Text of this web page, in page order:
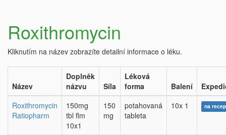
Roxithromycin
Kliknutím na název zobrazíte detailní informace o léku.
Název
Doplněk
názvu
Síla
Léková
forma
Balení
Roxithromycin
Ratiopharm
150mg
tbl flm
10x1
150
mg
potahovaná
tableta
10x 1 na